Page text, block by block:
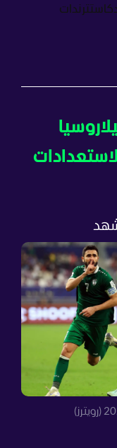
ترندات